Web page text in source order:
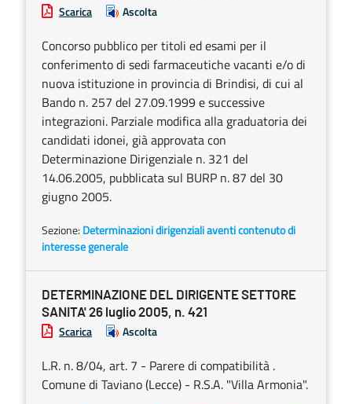
Scarica Ascolta
Concorso pubblico per titoli ed esami per il
conferimento di sedi farmaceutiche vacanti e/o di
nuova istituzione in provincia di Brindisi, di cui al
Bando n. 257 del 27.09.1999 e successive
integrazioni. Parziale modifica alla graduatoria dei
candidati idonei, già approvata con
Determinazione Dirigenziale n. 321 del
14.06.2005, pubblicata sul BURP n. 87 del 30
giugno 2005.
Sezione: Determinazioni dirigenziali aventi contenuto di
interesse generale
DETERMINAZIONE DEL DIRIGENTE SETTORE
SANITA' 26 luglio 2005, n. 421
Scarica Ascolta
L.R. n. 8/04, art. 7 - Parere di compatibilità .
Comune di Taviano (Lecce) - R.S.A. "Villa Armonia".